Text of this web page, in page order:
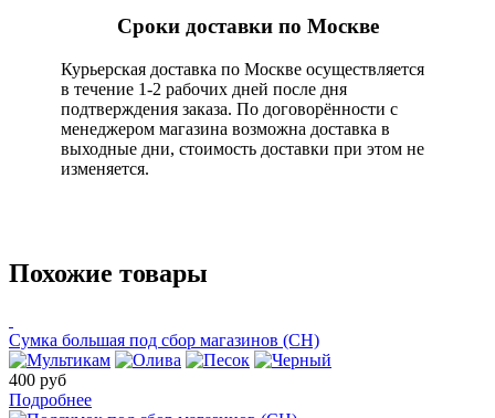
Сроки доставки по Москве
Курьерская доставка по Москве осуществляется
в течение 1-2 рабочих дней после дня
подтверждения заказа. По договорённости с
менеджером магазина возможна доставка в
выходные дни, стоимость доставки при этом не
изменяется.
Похожие товары
Сумка большая под сбор магазинов (СН)
400 руб
Подробнее